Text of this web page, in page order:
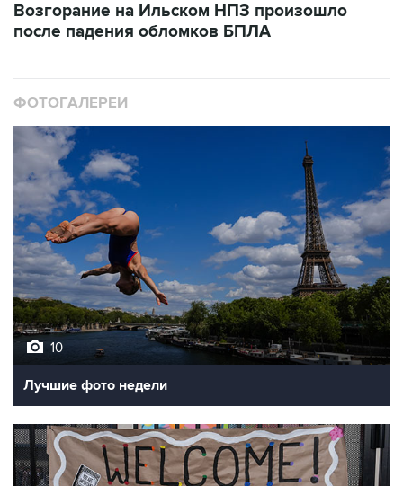
Возгорание на Ильском НПЗ произошло
после падения обломков БПЛА
ФОТОГАЛЕРЕИ
10
Лучшие фото недели